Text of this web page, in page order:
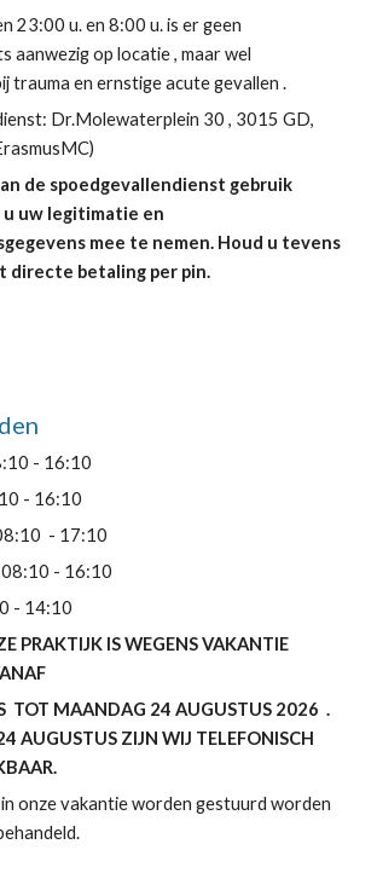
23:00 u. en 8:00 u. is er geen
aanwezig op locatie , maar wel
trauma en ernstige acute gevallen .
Dr.Molewaterplein 30 , 3015 GD,
de spoedgevallendienst gebruik
uw legitimatie en
mee te nemen. Houd u tevens
directe betaling per pin.
- 16:10
- 16:10
- 17:10
- 16:10
- 14:10
PRAKTIJK IS WEGENS VAKANTIE
TOT MAANDAG 24 AUGUSTUS 2026 .
AUGUSTUS ZIJN WIJ TELEFONISCH
in onze vakantie worden gestuurd worden